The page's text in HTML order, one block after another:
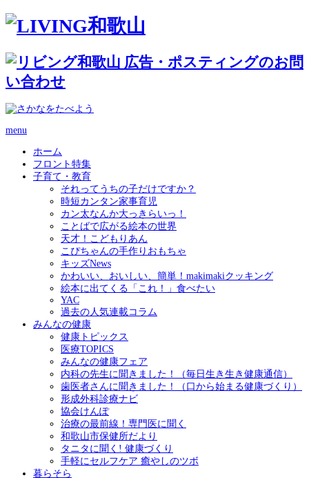
menu
ホーム
フロント特集
子育て・教育
それってうちの子だけですか？
時短カンタン家事育児
カン太なんか大っきらいっ！
ことばで広がる絵本の世界
天才！こどもりあん
こぴちゃんの手作りおもちゃ
キッズNews
かわいい、おいしい、簡単！makimakiクッキング
絵本に出てくる「これ！」食べたい
YAC
過去の人気連載コラム
みんなの健康
健康トピックス
医療TOPICS
みんなの健康フェア
内科の先生に聞きました！（毎日生き生き健康通信）
歯医者さんに聞きました！（口から始まる健康づくり）
形成外科診療ナビ
協会けんぽ
治療の最前線！専門医に聞く
和歌山市保健所だより
タニタに聞く! 健康づくり
手軽にセルフケア 癒やしのツボ
暮らそら